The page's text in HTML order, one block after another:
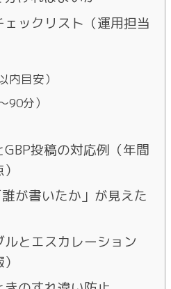
ックリスト（運用担当
内目安）
90分）
投稿の対応例（年間
が書いたか」が見えた
とエスカレーション